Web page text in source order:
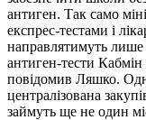
антиген. Так само
експрес-тестами і
направлятимуть лише
антиген-тести
повідомив Ляшко.
централізована
займуть ще не один